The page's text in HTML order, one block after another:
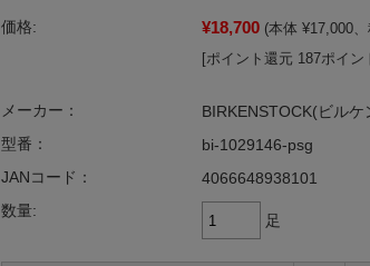
価格: ¥18,700 (本体 ¥17,000
[ポイント還元 187ポイン
メーカー：
BIRKENSTOCK(ビルケ
型番：
bi-1029146-psg
JANコード：
4066648938101
数量:
足